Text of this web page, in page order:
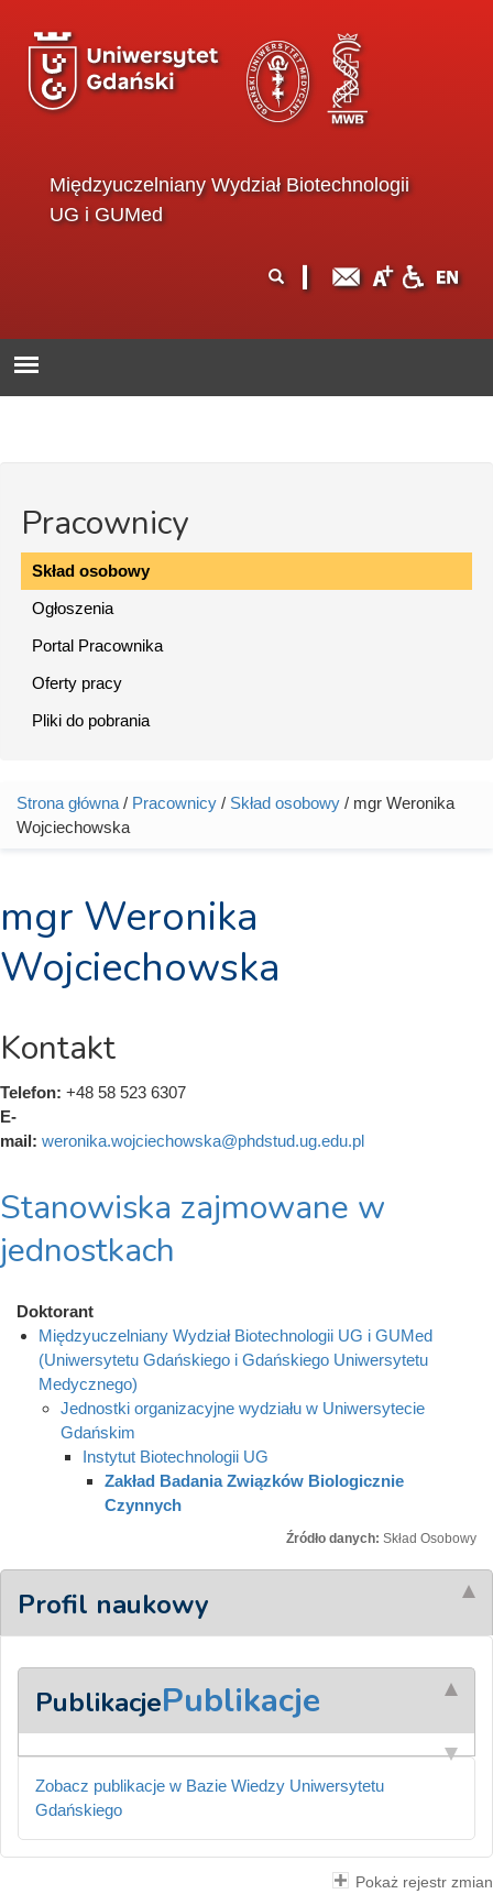
Międzyuczelniany Wydział Biotechnologii
UG i GUMed
wyszukiwania
Pracownicy
Skład osobowy
Ogłoszenia
Portal Pracownika
Oferty pracy
Pliki do pobrania
Jesteś tutaj
Strona główna / Pracownicy / Skład osobowy / mgr Weronika
Wojciechowska
mgr Weronika
Wojciechowska
Kontakt
Telefon: +48 58 523 6307
E-
mail: weronika.wojciechowska@phdstud.ug.edu.pl
Stanowiska zajmowane w
jednostkach
Doktorant
Międzyuczelniany Wydział Biotechnologii UG i GUMed
(Uniwersytetu Gdańskiego i Gdańskiego Uniwersytetu
Medycznego)
Jednostki organizacyjne wydziału w Uniwersytecie
Gdańskim
Instytut Biotechnologii UG
Zakład Badania Związków Biologicznie
Czynnych
Źródło danych: Skład Osobowy
Profil naukowy
PublikacjePublikacje
Zobacz publikacje w Bazie Wiedzy Uniwersytetu
Gdańskiego
Pokaż rejestr zmian